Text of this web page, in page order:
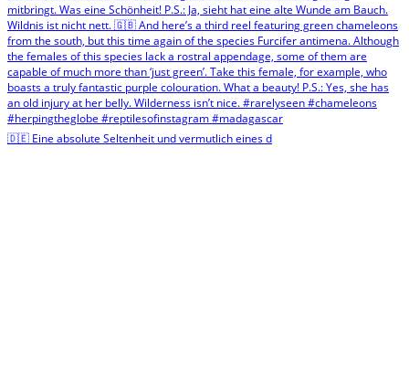
🇩🇪 Eine absolute Seltenheit und vermutlich eines d